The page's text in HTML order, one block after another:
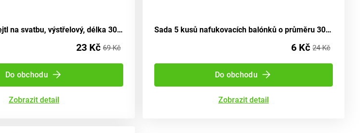
Konfetový rachejtl na svatbu, výstřelový, délka 30 cm
23 Kč 69 Kč
Do obchodu
Zobrazit detail
Sada 5 kusů nafukovacích balónků o průměru 30 cm - číslo 60
6 Kč 24 Kč
Do obchodu
Zobrazit detail